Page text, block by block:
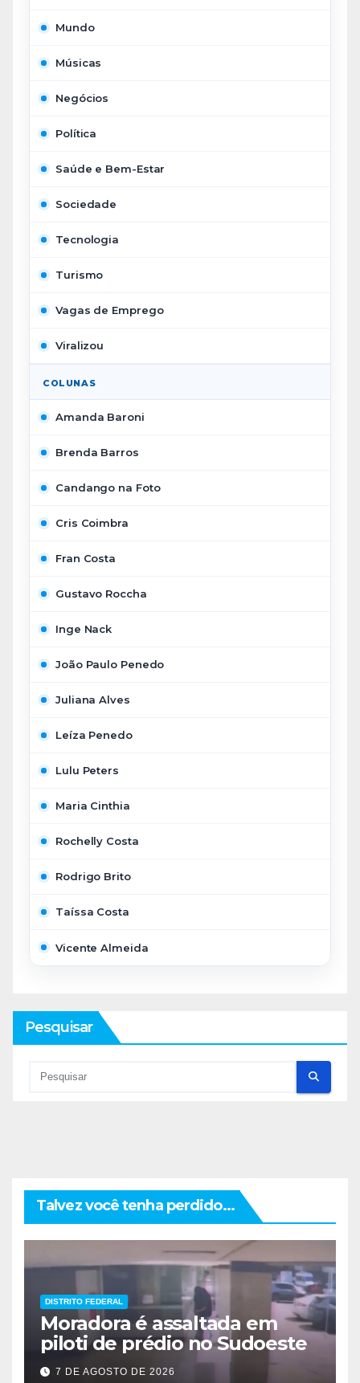
Mundo
Músicas
Negócios
Política
Saúde e Bem-Estar
Sociedade
Tecnologia
Turismo
Vagas de Emprego
Viralizou
COLUNAS
Amanda Baroni
Brenda Barros
Candango na Foto
Cris Coimbra
Fran Costa
Gustavo Roccha
Inge Nack
João Paulo Penedo
Juliana Alves
Leíza Penedo
Lulu Peters
Maria Cinthia
Rochelly Costa
Rodrigo Brito
Taíssa Costa
Vicente Almeida
Pesquisar
Talvez você tenha perdido...
DISTRITO FEDERAL
Moradora é assaltada em
piloti de prédio no Sudoeste
7 DE AGOSTO DE 2026